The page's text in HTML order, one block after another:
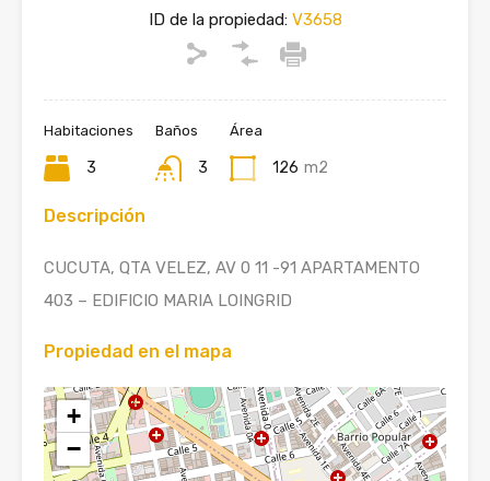
ID de la propiedad:V3658
Habitaciones
3
Baños
3
Área
126 m2
Descripción
CUCUTA, QTA VELEZ, AV 0 11 -91 APARTAMENTO
403 – EDIFICIO MARIA LOINGRID
Propiedad en el mapa
+
−